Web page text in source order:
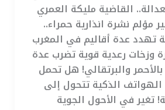
القاضية مليكة العمري
نشرة انذارية حمراء..
تهدد عدة أقاليم في المغرب
وزخات رعدية قوية تضرب عدة
والبرتقالي! هل تحمل
الذكية تتحول إلى
تغير في الأحول الجوية